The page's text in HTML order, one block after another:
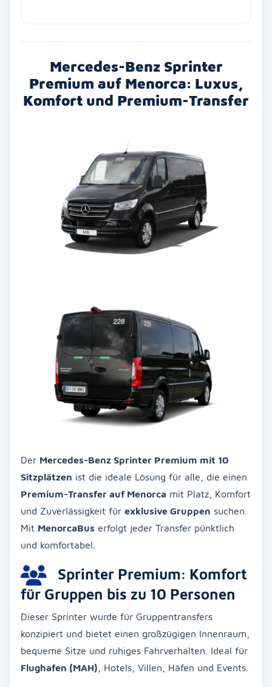
Mercedes-Benz Sprinter
Premium auf Menorca: Luxus,
Komfort und Premium-Transfer
Der Mercedes-Benz Sprinter Premium mit 10
Sitzplätzen ist die ideale Lösung für alle, die einen
Premium-Transfer auf Menorca mit Platz, Komfort
und Zuverlässigkeit für exklusive Gruppen suchen.
Mit MenorcaBus erfolgt jeder Transfer pünktlich
und komfortabel.
Sprinter Premium: Komfort
für Gruppen bis zu 10 Personen
Dieser Sprinter wurde für Gruppentransfers
konzipiert und bietet einen großzügigen Innenraum,
bequeme Sitze und ruhiges Fahrverhalten. Ideal für
Flughafen (MAH) , Hotels, Villen, Häfen und Events.